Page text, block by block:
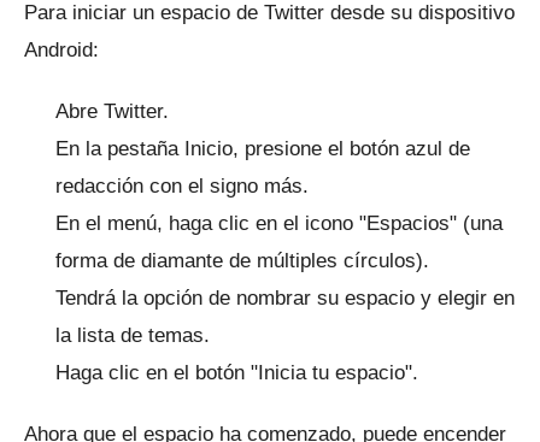
Para iniciar un espacio de Twitter desde su dispositivo
Android:
Abre Twitter.
En la pestaña Inicio, presione el botón azul de
redacción con el signo más.
En el menú, haga clic en el icono "Espacios" (una
forma de diamante de múltiples círculos).
Tendrá la opción de nombrar su espacio y elegir en
la lista de temas.
Haga clic en el botón "Inicia tu espacio".
Ahora que el espacio ha comenzado, puede encender